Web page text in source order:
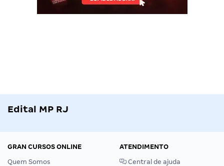
Edital MP RJ
GRAN CURSOS ONLINE
Quem Somos
ATENDIMENTO
Central de ajuda